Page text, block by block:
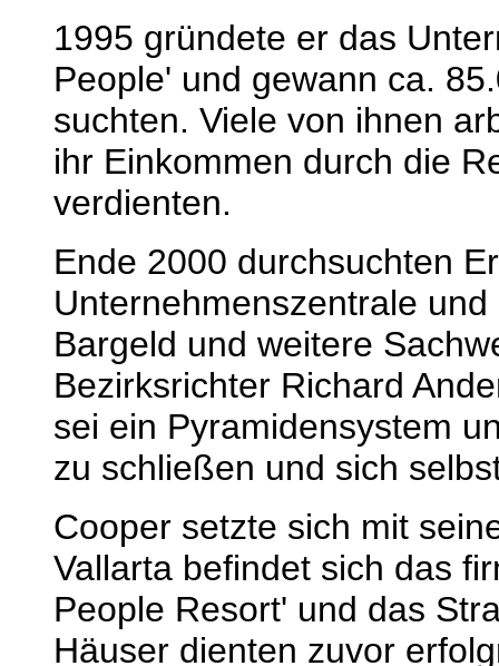
1995 gründete er das
People' und gewann ca.
suchten. Viele von ihnen
ihr Einkommen durch die
verdienten.
Ende 2000 durchsuchten
Unternehmenszentrale
Bargeld und weitere
Bezirksrichter Richard
sei ein Pyramidensystem
zu schließen und sich
Cooper setzte sich mit
Vallarta befindet sich das
People Resort' und das
Häuser dienten zuvor